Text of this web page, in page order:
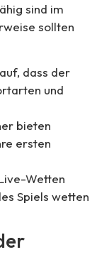
sind im
sollten
dass der
und
bieten
ersten
Wetten
Spiels wetten